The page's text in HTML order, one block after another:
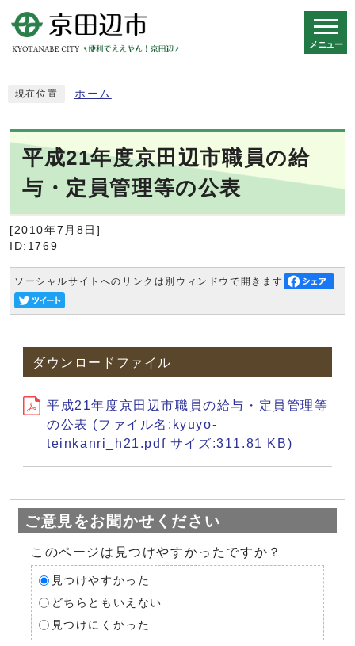
メニュー
現在位置 ホーム
平成21年度京田辺市職員の給
与・定員管理等の公表
[2010年7月8日]
ID:1769
ソーシャルサイトへのリンクは別ウィンドウで開きます
ダウンロードファイル
平成21年度京田辺市職員の給与・定員管理等
の公表 (ファイル名:kyuyo-
teinkanri_h21.pdf サイズ:311.81 KB)
ご意見をお聞かせください
このページは見つけやすかったですか？
見つけやすかった
どちらともいえない
見つけにくかった